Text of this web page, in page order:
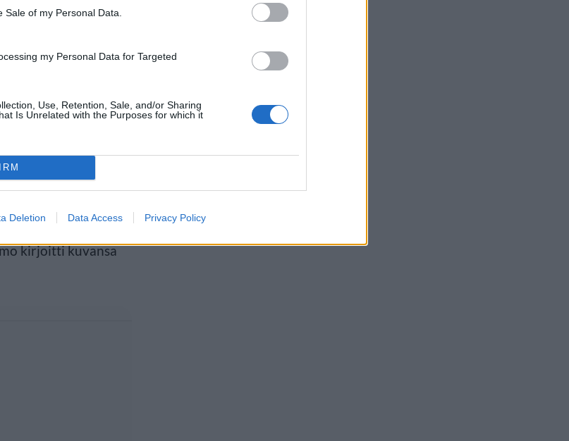
of my Personal Data.
my Personal Data for Targeted
Use, Retention, Sale, and/or Sharing
Is Unrelated with the Purposes for which it
Deletion Data Access Privacy Policy
-hobittit. Ilmeisesti
kirjoitti kuvansa